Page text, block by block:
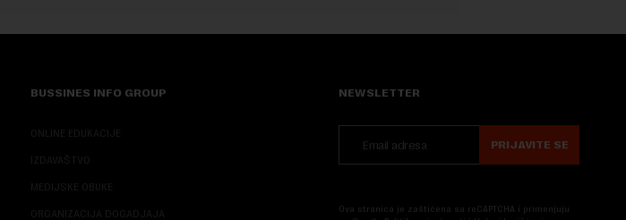
BUSSINES INFO GROUP
ONLINE EDUKACIJE
IZDAVAŠTVO
MEDIJSKE OBUKE
ORGANIZACIJA DOGADJAJA
NEWSLETTER
PRIJAVITE SE
Ova stranica je zaštićena sa reCAPTCHA i primenjuju